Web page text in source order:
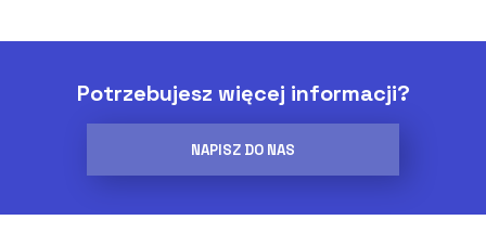
Potrzebujesz więcej informacji?
NAPISZ DO NAS